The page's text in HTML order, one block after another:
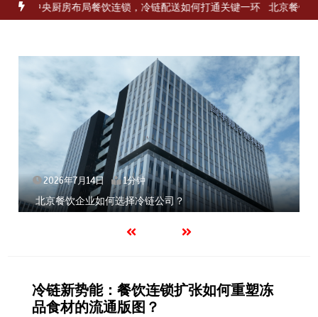
材流通难题？ 杭州中央厨房布局餐饮连锁，冷链配送如何打通关键
2026年7月14日 1分钟
北京餐饮企业如何选择冷链公司？
冷链新势能：餐饮连锁扩张如何重塑冻
品食材的流通版图？